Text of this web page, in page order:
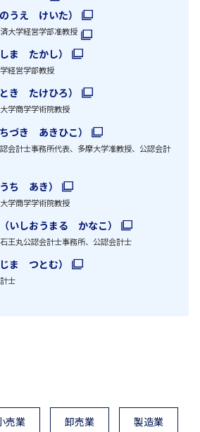
うえ けいた）
大学経営学部准教授
ま たかし）
経営学部教授
き たけひろ）
学商学学術院教授
づき あきひこ）
会計士事務所代表、多摩大学准教授、公認会計
ち あき）
学商学学術院教授
いしおうまる かなこ）
王丸公認会計士事務所、公認会計士
ま つとむ）
士
売業 卸売業 製造業